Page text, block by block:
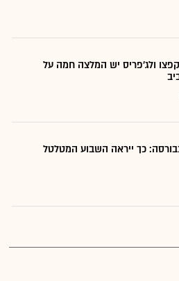
ולג'פריס יש המלצה חמה על
בבורסה: כך ייראה השבוע המטלטל